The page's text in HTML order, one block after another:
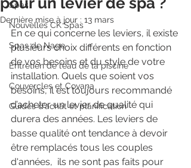
Spas
Nouvelles CK Spas
Spas de Nage
Entretien de l’eau de la piscine
Couvercles et Covana
Guides d’achat et planification
Dernière mise à jour : 13 mars
En ce qui concerne les leviers, il existe
plusieurs choix différents en fonction
de vos besoins et du style de votre
installation. Quels que soient vos
besoins, il est toujours recommandé
d’acheter un levier de qualité qui
durera des années. Les leviers de
basse qualité ont tendance à devoir
être remplacés tous les couples
d'années,  ils ne sont pas faits pour